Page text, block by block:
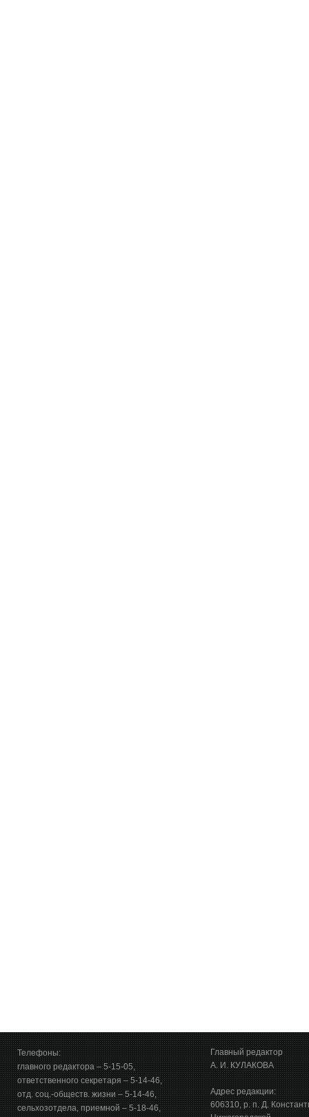
Телефоны:
главного редактора – 5-15-05,
ответственного секретаря – 5-14-46,
отд. соц.-обществ. жизни – 5-14-46,
сельхозотдела, приемной – 5-18-46,
Главный редактор
А. И. КУЛАКОВА
Адрес редакции:
606310, р. п. Д.